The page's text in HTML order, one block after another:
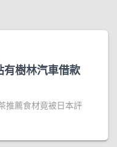
有樹林汽車借款
推薦食材竟被日本評